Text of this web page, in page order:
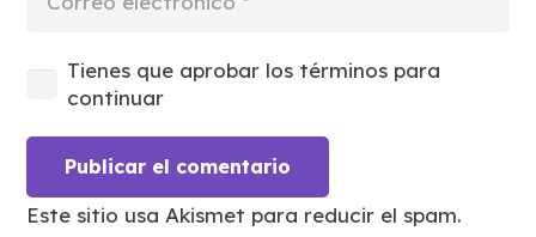
Tienes que aprobar los términos para
continuar
Publicar el comentario
Este sitio usa Akismet para reducir el spam.